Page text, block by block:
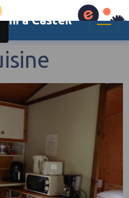
à Casteil